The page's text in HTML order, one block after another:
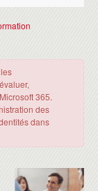
365.
des
dans